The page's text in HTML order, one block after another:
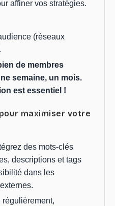
affiner vos stratégies.
(réseaux
de membres
semaine, un mois.
est essentiel !
maximiser votre
des mots-clés
descriptions et tags
dans les
régulièrement,